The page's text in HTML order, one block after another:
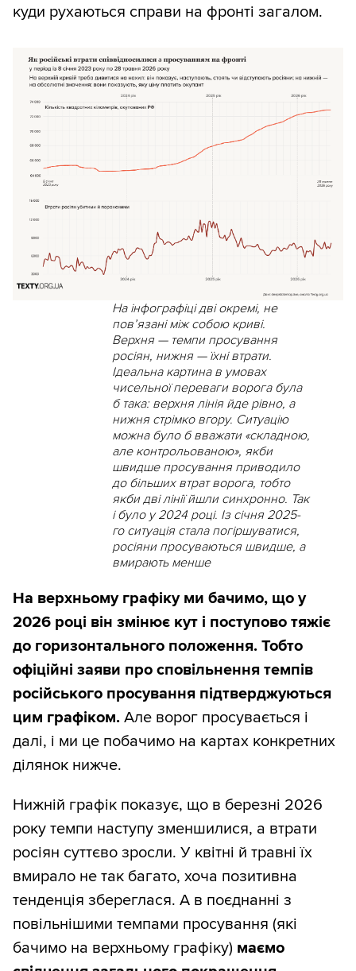
куди рухаються справи на фронті загалом.
На інфографіці дві окремі, не
пов’язані між собою криві.
Верхня — темпи просування
росіян, нижня — їхні втрати.
Ідеальна картина в умовах
чисельної переваги ворога була
б така: верхня лінія йде рівно, а
нижня стрімко вгору. Ситуацію
можна було б вважати «складною,
але контрольованою», якби
швидше просування приводило
до більших втрат ворога, тобто
якби дві лінії йшли синхронно. Так
і було у 2024 році. Із січня 2025-
го ситуація стала погіршуватися,
росіяни просуваються швидше, а
вмирають менше
На верхньому графіку ми бачимо, що у
2026 році він змінює кут і поступово тяжіє
до горизонтального положення. Тобто
офіційні заяви про сповільнення темпів
російського просування підтверджуються
цим графіком. Але ворог просувається і
далі, і ми це побачимо на картах конкретних
ділянок нижче.
Нижній графік показує, що в березні 2026
року темпи наступу зменшилися, а втрати
росіян суттєво зросли. У квітні й травні їх
вмирало не так багато, хоча позитивна
тенденція збереглася. А в поєднанні з
повільнішими темпами просування (які
бачимо на верхньому графіку) маємо